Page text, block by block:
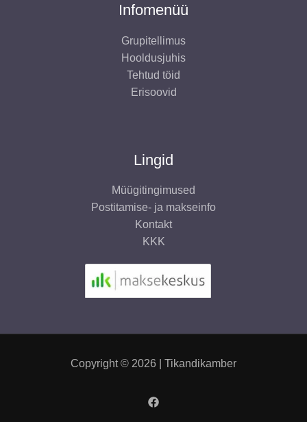
Infomenüü
Grupitellimus
Hooldusjuhis
Tehtud töid
Erisoovid
Lingid
Müügitingimused
Postitamise- ja makseinfo
Kontakt
KKK
Copyright © 2026 | Tikandikamber